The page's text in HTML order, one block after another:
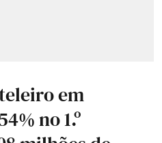
em
no 1.º